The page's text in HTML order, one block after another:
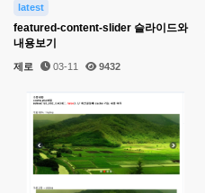
latest
featured-content-slider 슬라이드와
내용보기
제로 03-11 9432